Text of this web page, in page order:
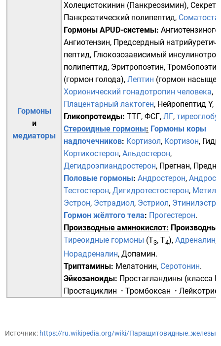
Гормоны
и
медиаторы
Холецистокинин (Панкреозимин),
Панкреатический полипептид,
Гормоны APUD-системы:
Ангиотензин, Предсердный
пептид, Глюкозозависимый
полипептид, Эритропоэтин, Тромбопоэтин
(гормон голода), Лептин (гормон
Хорионический гонадотропин человека,
Плацентарный лактоген, Нейропептид Y,
Гликопротеиды: ТТГ, ФСГ, ЛГ,
Стероидные гормоны: Гормоны коры
надпочечников: Кортизол, Кортизон,
Кортикостерон, Альдостерон,
Дегидроэпиандростерон, Прегнан,
Половые гормоны: Андростерон,
Тестостерон, Дигидротестостерон,
Эстрон, Эстрадиол, Эстриол,
Гормон жёлтого тела: Прогестерон.
Производные аминокислот:
Тиреоидные гормоны (Т3, Т4), Адреналин
Норадреналин, Допамин.
Триптамины: Мелатонин, Серотонин.
Эйкозаноиды: Простагландины (класса
Простациклин · Тромбоксан ·
Источник: https://ru.wikipedia.org/wiki/Паращитовидные_железы